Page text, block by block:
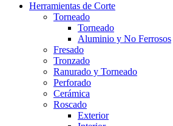
Herramientas de Corte
Torneado
Torneado
Aluminio y No Ferrosos
Fresado
Tronzado
Ranurado y Torneado
Perforado
Cerámica
Roscado
Exterior